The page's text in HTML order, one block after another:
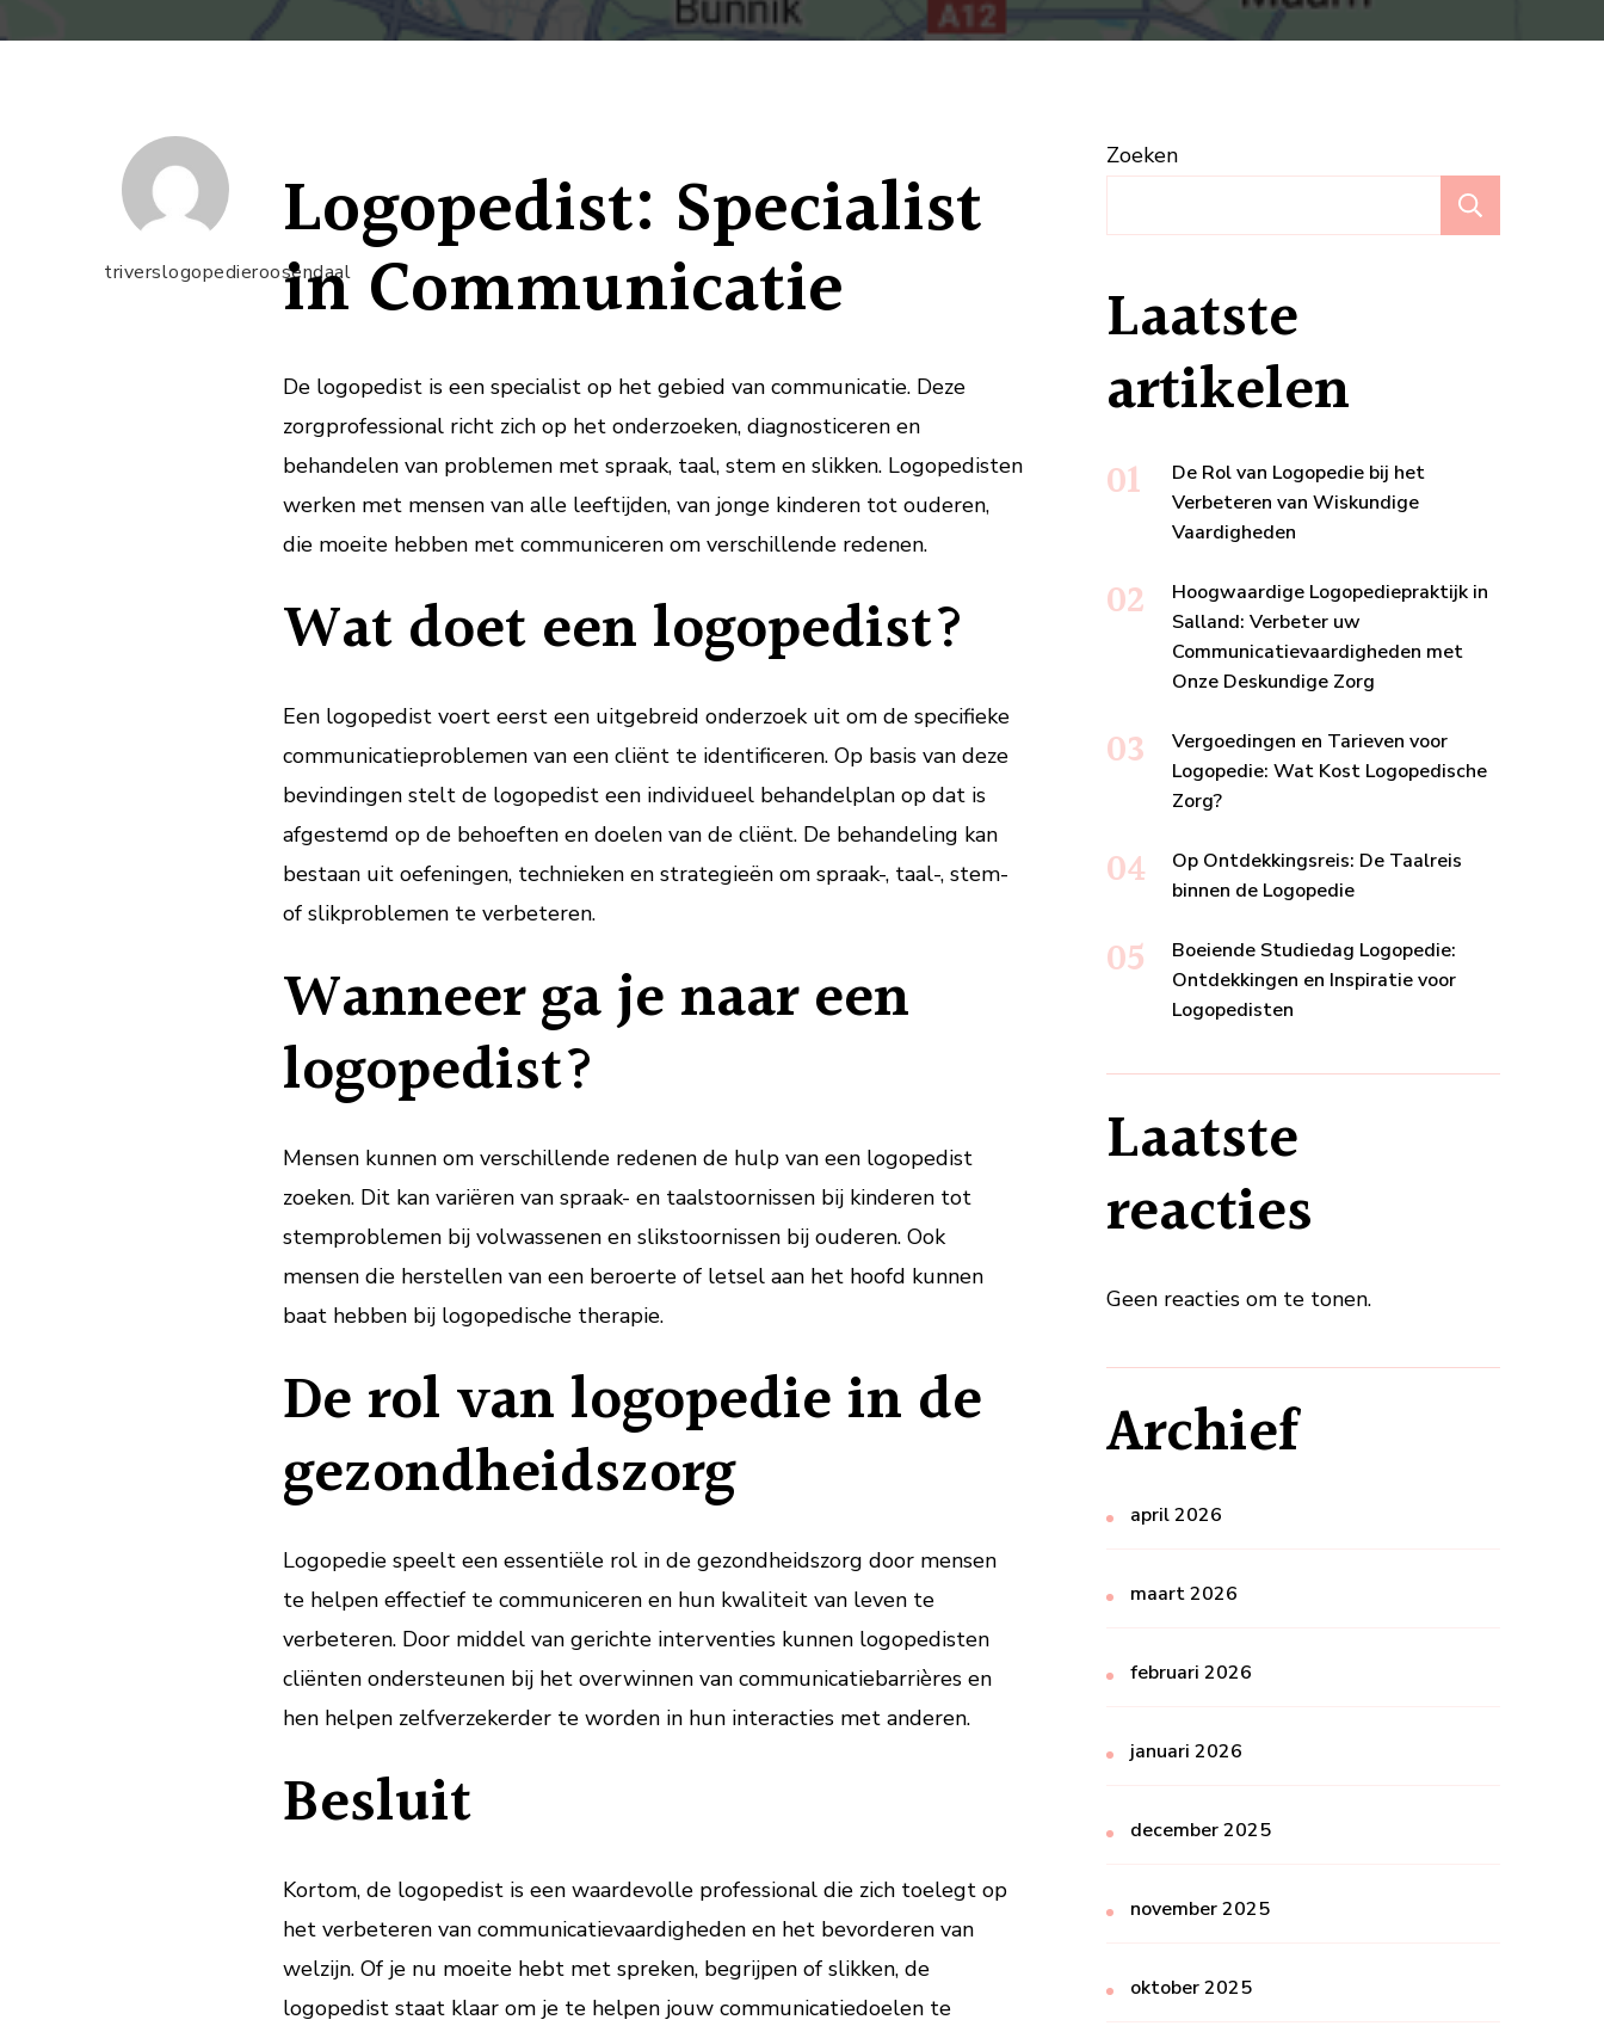
van
Communicatiezorg
triverslogopedieroosendaal
Logopedist: Specialist
in Communicatie
De logopedist is een specialist op het gebied van communicatie. Deze
zorgprofessional richt zich op het onderzoeken, diagnosticeren en
behandelen van problemen met spraak, taal, stem en slikken. Logopedisten
werken met mensen van alle leeftijden, van jonge kinderen tot ouderen,
die moeite hebben met communiceren om verschillende redenen.
Wat doet een logopedist?
Een logopedist voert eerst een uitgebreid onderzoek uit om de specifieke
communicatieproblemen van een cliënt te identificeren. Op basis van deze
bevindingen stelt de logopedist een individueel behandelplan op dat is
afgestemd op de behoeften en doelen van de cliënt. De behandeling kan
bestaan uit oefeningen, technieken en strategieën om spraak-, taal-, stem-
of slikproblemen te verbeteren.
Wanneer ga je naar een
logopedist?
Mensen kunnen om verschillende redenen de hulp van een logopedist
zoeken. Dit kan variëren van spraak- en taalstoornissen bij kinderen tot
stemproblemen bij volwassenen en slikstoornissen bij ouderen. Ook
mensen die herstellen van een beroerte of letsel aan het hoofd kunnen
baat hebben bij logopedische therapie.
De rol van logopedie in de
gezondheidszorg
Logopedie speelt een essentiële rol in de gezondheidszorg door mensen
te helpen effectief te communiceren en hun kwaliteit van leven te
verbeteren. Door middel van gerichte interventies kunnen logopedisten
cliënten ondersteunen bij het overwinnen van communicatiebarrières en
hen helpen zelfverzekerder te worden in hun interacties met anderen.
Besluit
Kortom, de logopedist is een waardevolle professional die zich toelegt op
het verbeteren van communicatievaardigheden en het bevorderen van
welzijn. Of je nu moeite hebt met spreken, begrijpen of slikken, de
logopedist staat klaar om je te helpen jouw communicatiedoelen te
Zoeken
Laatste
artikelen
De Rol van Logopedie bij het
Verbeteren van Wiskundige
Vaardigheden
Hoogwaardige Logopediepraktijk in
Salland: Verbeter uw
Communicatievaardigheden met
Onze Deskundige Zorg
Vergoedingen en Tarieven voor
Logopedie: Wat Kost Logopedische
Zorg?
Op Ontdekkingsreis: De Taalreis
binnen de Logopedie
Boeiende Studiedag Logopedie:
Ontdekkingen en Inspiratie voor
Logopedisten
Laatste
reacties
Geen reacties om te tonen.
Archief
april 2026
maart 2026
februari 2026
januari 2026
december 2025
november 2025
oktober 2025